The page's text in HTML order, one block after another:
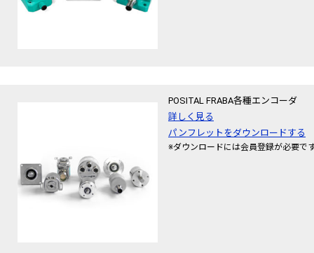
POSITAL FRABA各種エンコーダ
詳しく見る
パンフレットをダウンロードする
※ダウンロードには会員登録が必要で